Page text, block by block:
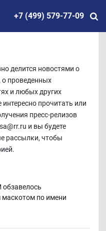
+7 (499) 579-77-09
делится новостями о
проведенных
и любых других
прочитать или
пресс-релизов
и вы будете
рассылки, чтобы
обзавелось
по имени